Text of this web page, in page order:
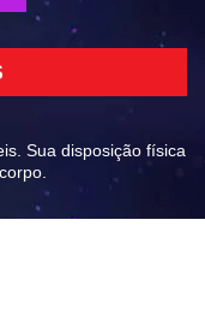
Sua disposição física